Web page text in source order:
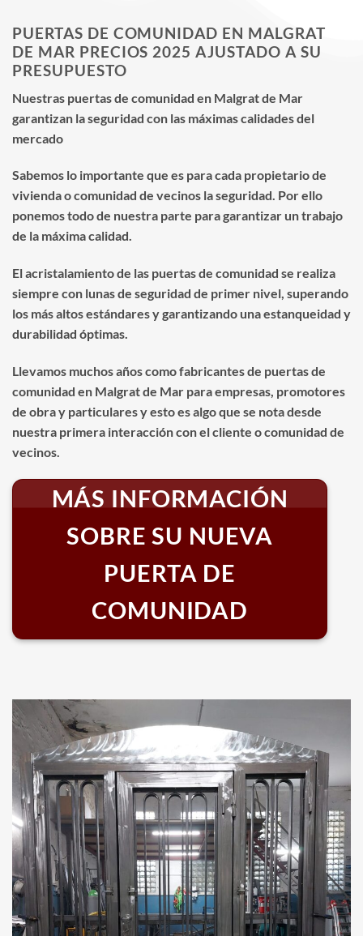
PUERTAS DE COMUNIDAD EN MALGRAT
DE MAR PRECIOS 2025 AJUSTADO A SU
PRESUPUESTO
Nuestras puertas de comunidad en Malgrat de Mar
garantizan la seguridad con las máximas calidades del
mercado
Sabemos lo importante que es para cada propietario de
vivienda o comunidad de vecinos la seguridad. Por ello
ponemos todo de nuestra parte para garantizar un trabajo
de la máxima calidad.
El acristalamiento de las puertas de comunidad se realiza
siempre con lunas de seguridad de primer nivel, superando
los más altos estándares y garantizando una estanqueidad y
durabilidad óptimas.
Llevamos muchos años como fabricantes de puertas de
comunidad en Malgrat de Mar para empresas, promotores
de obra y particulares y esto es algo que se nota desde
nuestra primera interacción con el cliente o comunidad de
vecinos.
MÁS INFORMACIÓN
SOBRE SU NUEVA
PUERTA DE
COMUNIDAD